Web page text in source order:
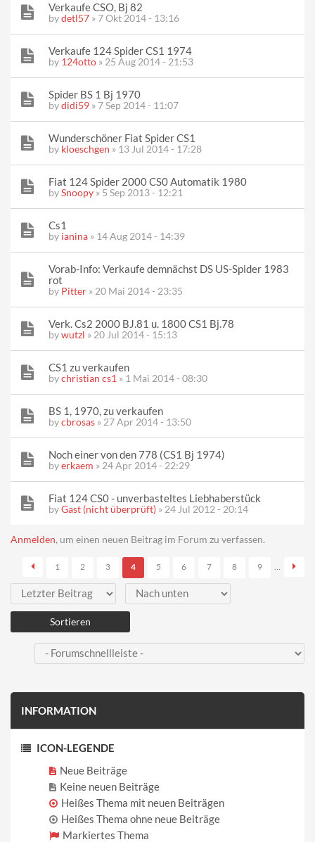
Verkaufe CSO, Bj 82
bydetl57 » 7 Okt 2014 - 13:16
Verkaufe 124 Spider CS1 1974
by 124otto » 25 Aug 2014 - 21:53
Spider BS 1 Bj 1970
bydidi59 » 7 Sep 2014 - 11:07
Wunderschöner Fiat Spider CS1
by kloeschgen » 13 Jul 2014 - 17:28
Fiat 124 Spider 2000 CS0 Automatik 1980
bySnoopy » 5 Sep 2013 - 12:21
Cs1
by ianina » 14 Aug 2014 - 14:39
Vorab-Info: Verkaufe demnächst DS US-Spider 1983
rot
by Pitter » 20 Mai 2014 - 23:35
Verk. Cs2 2000 BJ.81 u. 1800 CS1 Bj.78
bywutzl » 20 Jul 2014 - 15:13
CS1 zu verkaufen
bychristian cs1 » 1 Mai 2014 - 08:30
BS 1, 1970, zu verkaufen
bycbrosas » 27 Apr 2014 - 13:50
Noch einer von den 778 (CS1 Bj 1974)
byerkaem » 24 Apr 2014 - 22:29
Fiat 124 CS0 - unverbasteltes Liebhaberstück
byGast (nicht überprüft) » 24 Jul 2012 - 20:14
Anmelden, um einen neuen Beitrag im Forum zu verfassen.
Seiten
1 2 3 4 5 6 7 8 9 …
Sortieren nach Sortieren
INFORMATION
ICON-LEGENDE
Neue Beiträge
Keine neuen Beiträge
Heißes Thema mit neuen Beiträgen
Heißes Thema ohne neue Beiträge
Markiertes Thema